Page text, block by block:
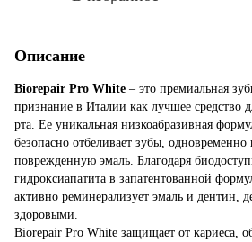
Описание
Biorepair Pro White – это премиальная
признание в Италии как лучшее средство
рта. Ее уникальная низкоабразивная
безопасно отбеливает зубы, одновременно
поврежденную эмаль. Благодаря
гидроксиапатита в запатентованной
активно реминерализует эмаль и дентин,
здоровыми.
Biorepair Pro White защищает от кариеса,